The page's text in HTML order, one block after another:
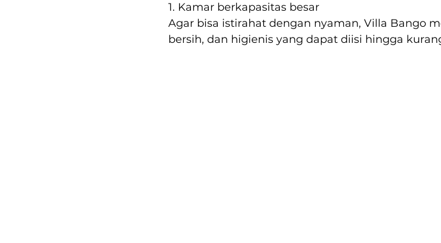
1. Kamar berkapasitas besar
Agar bisa istirahat dengan nyaman, Villa Bango
bersih, dan higienis yang dapat diisi hingga